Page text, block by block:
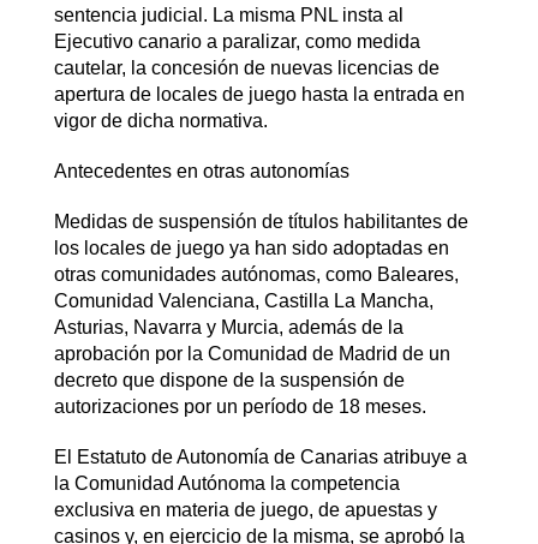
sentencia judicial. La misma PNL insta al
Ejecutivo canario a paralizar, como medida
cautelar, la concesión de nuevas licencias de
apertura de locales de juego hasta la entrada en
vigor de dicha normativa.
Antecedentes en otras autonomías
Medidas de suspensión de títulos habilitantes de
los locales de juego ya han sido adoptadas en
otras comunidades autónomas, como Baleares,
Comunidad Valenciana, Castilla La Mancha,
Asturias, Navarra y Murcia, además de la
aprobación por la Comunidad de Madrid de un
decreto que dispone de la suspensión de
autorizaciones por un período de 18 meses.
El Estatuto de Autonomía de Canarias atribuye a
la Comunidad Autónoma la competencia
exclusiva en materia de juego, de apuestas y
casinos y, en ejercicio de la misma, se aprobó la